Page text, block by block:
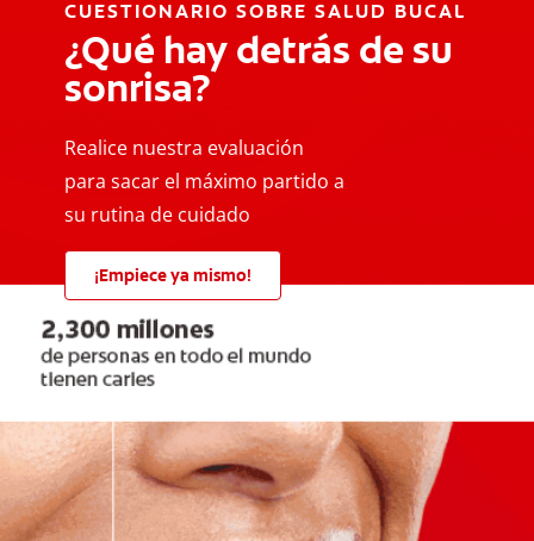
CUESTIONARIO SOBRE SALUD BUCAL
¿Qué hay detrás de su
sonrisa?
Realice nuestra evaluación
para sacar el máximo partido a
su rutina de cuidado
¡Empiece ya mismo!